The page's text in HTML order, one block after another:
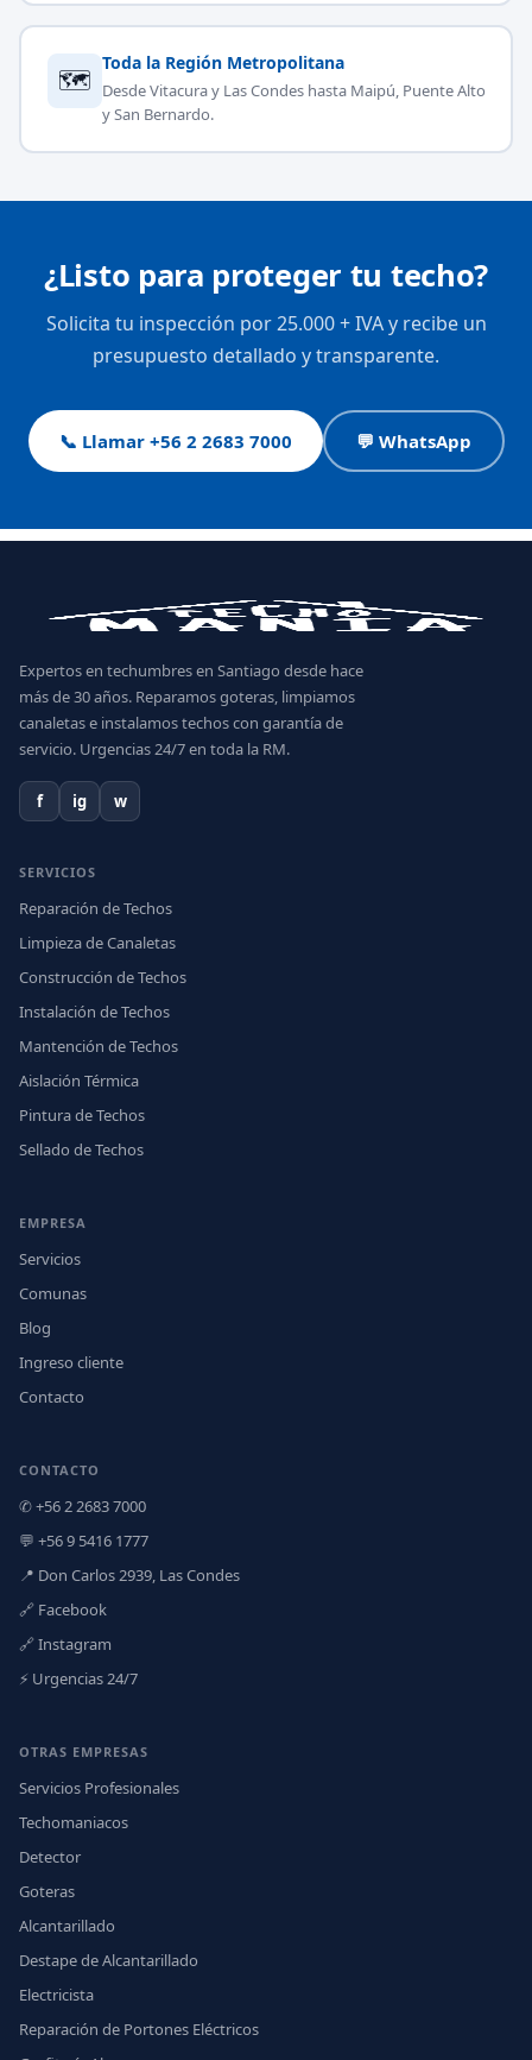
🗺
Toda la Región Metropolitana
Desde Vitacura y Las Condes hasta Maipú, Puente Alto
y San Bernardo.
¿Listo para proteger tu techo?
Solicita tu inspección por 25.000 + IVA y recibe un
presupuesto detallado y transparente.
📞 Llamar +56 2 2683 7000 💬 WhatsApp
Expertos en techumbres en Santiago desde hace
más de 30 años. Reparamos goteras, limpiamos
canaletas e instalamos techos con garantía de
servicio. Urgencias 24/7 en toda la RM.
f ig w
SERVICIOS
Reparación de Techos
Limpieza de Canaletas
Construcción de Techos
Instalación de Techos
Mantención de Techos
Aislación Térmica
Pintura de Techos
Sellado de Techos
EMPRESA
Servicios
Comunas
Blog
Ingreso cliente
Contacto
CONTACTO
✆ +56 2 2683 7000
💬 +56 9 5416 1777
📍 Don Carlos 2939, Las Condes
🔗 Facebook
🔗 Instagram
⚡ Urgencias 24/7
OTRAS EMPRESAS
Servicios Profesionales
Techomaniacos
Detector
Goteras
Alcantarillado
Destape de Alcantarillado
Electricista
Reparación de Portones Eléctricos